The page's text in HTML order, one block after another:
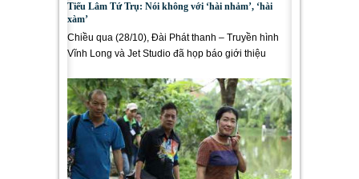
Tiếu Lâm Tứ Trụ: Nói không với ‘hài nhảm’, ‘hài
xàm’
Chiều qua (28/10), Đài Phát thanh – Truyền hình
Vĩnh Long và Jet Studio đã họp báo giới thiệu